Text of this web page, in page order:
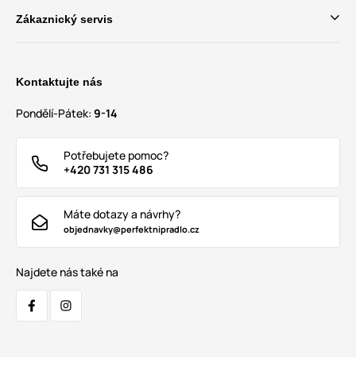
Zákaznický servis
Kontaktujte nás
Pondělí-Pátek: 9-14
Potřebujete pomoc?
+420 731 315 486
Máte dotazy a návrhy?
objednavky@perfektnipradlo.cz
Najdete nás také na